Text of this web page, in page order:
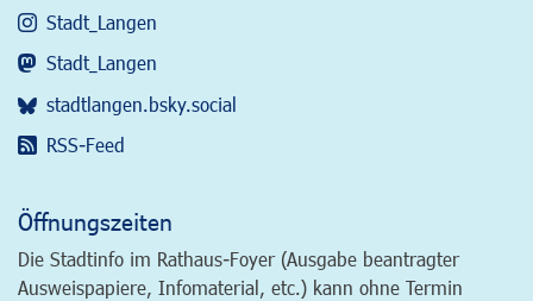
Stadt_Langen
Stadt_Langen
stadtlangen.bsky.social
RSS-Feed
Öffnungszeiten
Die Stadtinfo im Rathaus-Foyer (Ausgabe beantragter
Ausweispapiere, Infomaterial, etc.) kann ohne Termin